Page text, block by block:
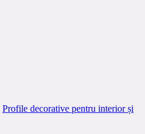
Profile decorative pentru interior și